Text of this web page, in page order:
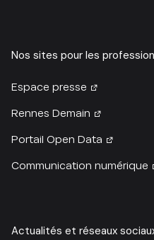
Nos sites pour les
Espace presse
Rennes Demain
Portail Open Data
Communication numérique
Actualités et réseaux